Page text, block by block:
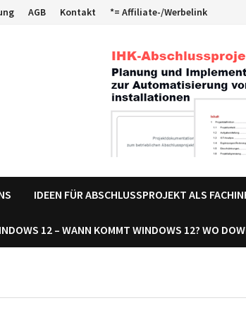
AGB Kontakt *= Affiliate-/Werbelink
IDEEN FÜR ABSCHLUSSPROJEKT ALS
12 – WANN KOMMT WINDOWS 12? WO